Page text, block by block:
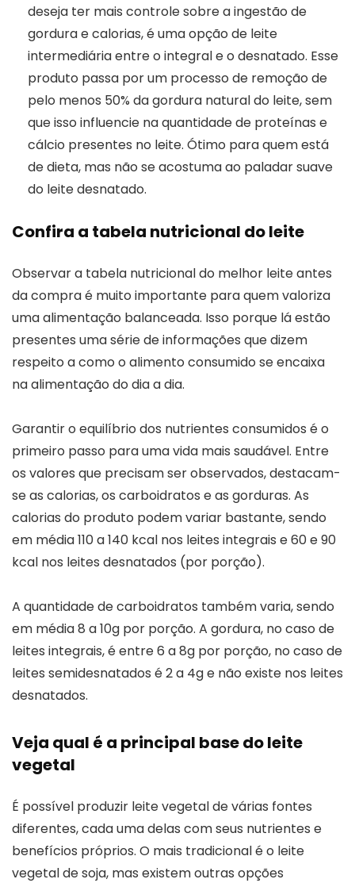
deseja ter mais controle sobre a ingestão de
gordura e calorias, é uma opção de leite
intermediária entre o integral e o desnatado. Esse
produto passa por um processo de remoção de
pelo menos 50% da gordura natural do leite, sem
que isso influencie na quantidade de proteínas e
cálcio presentes no leite. Ótimo para quem está
de dieta, mas não se acostuma ao paladar suave
do leite desnatado.
Confira a tabela nutricional do leite
Observar a tabela nutricional do melhor leite antes
da compra é muito importante para quem valoriza
uma alimentação balanceada. Isso porque lá estão
presentes uma série de informações que dizem
respeito a como o alimento consumido se encaixa
na alimentação do dia a dia.
Garantir o equilíbrio dos nutrientes consumidos é o
primeiro passo para uma vida mais saudável. Entre
os valores que precisam ser observados, destacam-
se as calorias, os carboidratos e as gorduras. As
calorias do produto podem variar bastante, sendo
em média 110 a 140 kcal nos leites integrais e 60 e 90
kcal nos leites desnatados (por porção).
A quantidade de carboidratos também varia, sendo
em média 8 a 10g por porção. A gordura, no caso de
leites integrais, é entre 6 a 8g por porção, no caso de
leites semidesnatados é 2 a 4g e não existe nos leites
desnatados.
Veja qual é a principal base do leite
vegetal
É possível produzir leite vegetal de várias fontes
diferentes, cada uma delas com seus nutrientes e
benefícios próprios. O mais tradicional é o leite
vegetal de soja, mas existem outras opções